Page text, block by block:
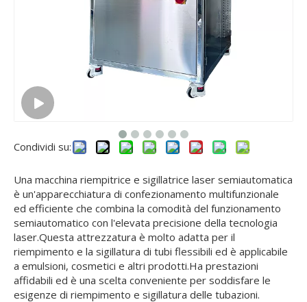
Condividi su:
Una macchina riempitrice e sigillatrice laser semiautomatica
è un'apparecchiatura di confezionamento multifunzionale
ed efficiente che combina la comodità del funzionamento
semiautomatico con l'elevata precisione della tecnologia
laser.Questa attrezzatura è molto adatta per il
riempimento e la sigillatura di tubi flessibili ed è applicabile
a emulsioni, cosmetici e altri prodotti.Ha prestazioni
affidabili ed è una scelta conveniente per soddisfare le
esigenze di riempimento e sigillatura delle tubazioni.